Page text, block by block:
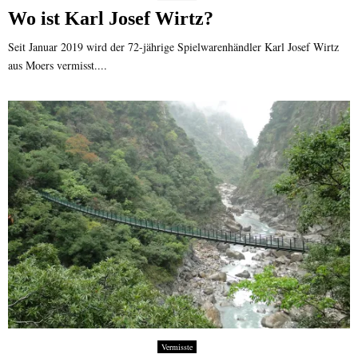
Wo ist Karl Josef Wirtz?
Seit Januar 2019 wird der 72-jährige Spielwarenhändler Karl Josef Wirtz
aus Moers vermisst....
Vermisste